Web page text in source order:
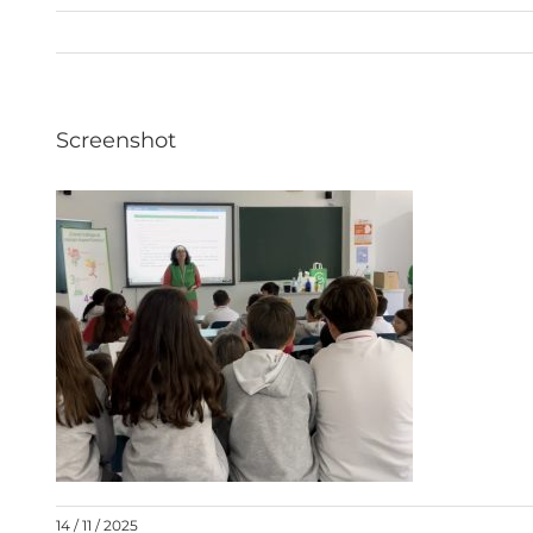
Screenshot
14 / 11 / 2025